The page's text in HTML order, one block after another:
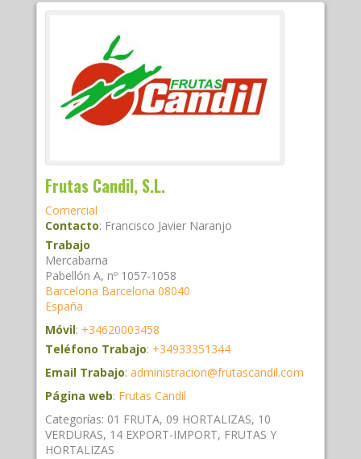
Frutas Candil, S.L.
Comercial
Contacto: Francisco Javier Naranjo
Trabajo
Mercabarna
Pabellón A, nº 1057-1058
Barcelona Barcelona 08040
España
Móvil: +34620003458
Teléfono Trabajo: +34933351344
Email Trabajo: administracion@frutascandil.com
Página web: Frutas Candil
Categorías: 01 FRUTA, 09 HORTALIZAS, 10
VERDURAS, 14 EXPORT-IMPORT, FRUTAS Y
HORTALIZAS